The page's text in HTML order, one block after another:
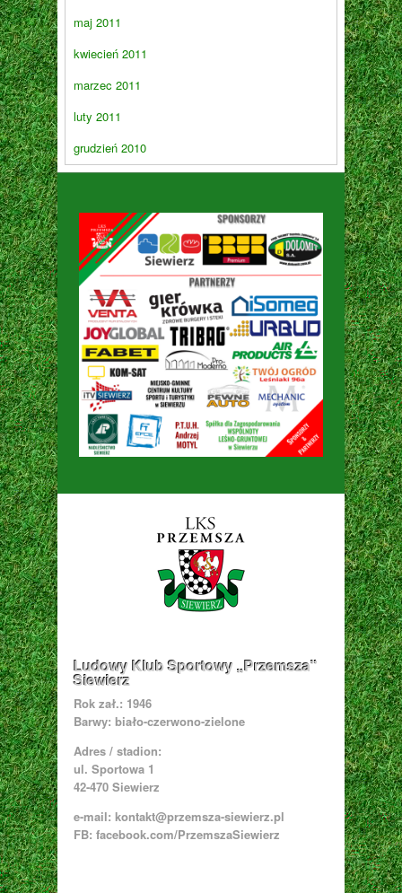
maj 2011
kwiecień 2011
marzec 2011
luty 2011
grudzień 2010
Ludowy Klub Sportowy „Przemsza”
Siewierz
Rok zał.: 1946
Barwy: biało-czerwono-zielone
Adres / stadion:
ul. Sportowa 1
42-470 Siewierz
e-mail: kontakt@przemsza-siewierz.pl
FB: facebook.com/PrzemszaSiewierz